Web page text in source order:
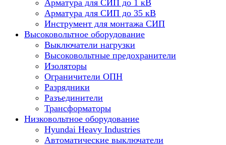
Арматура для СИП до 1 кВ
Арматура для СИП до 35 кВ
Инструмент для монтажа СИП
Высоковольтное оборудование
Выключатели нагрузки
Высоковольтные предохранители
Изоляторы
Ограничители ОПН
Разрядники
Разъединители
Трансформаторы
Низковольтное оборудование
Hyundai Heavy Industries
Автоматические выключатели